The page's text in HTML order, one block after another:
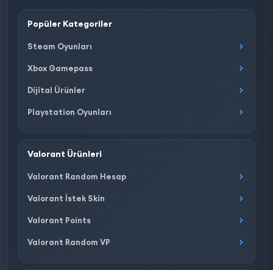
Popüler Kategoriler
Steam Oyunları
Xbox Gamepass
Dijital Ürünler
Playstation Oyunları
Valorant Ürünleri
Valorant Random Hesap
Valorant İstek Skin
Valorant Points
Valorant Random VP